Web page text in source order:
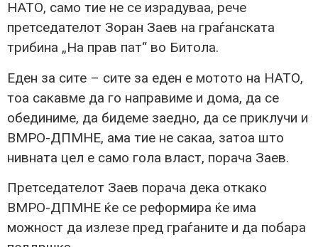
НАТО, само тие не се израдуваа, рече
претседателот Зоран Заев на граѓанската
трибина „На прав пат“ во Битола.
Еден за сите – сите за еден е мотото на НАТО,
тоа сакавме да го направиме и дома, да се
обединиме, да бидеме заедно, да се приклучи и
ВМРО-ДПМНЕ, ама тие не сакаа, затоа што
нивната цел е само гола власт, порача Заев.
Претседателот Заев порача дека откако
ВМРО-ДПМНЕ ќе се реформира ќе има
можност да излезе пред граѓаните и да побара